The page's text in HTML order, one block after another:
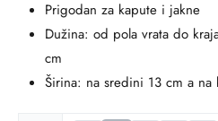
Prigodan za kapute i jakne
Dužina: od pola vrata do
cm
Širina: na sredini 13 cm a na